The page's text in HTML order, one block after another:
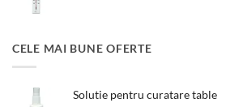
463.00 lei.
CELE MAI BUNE OFERTE
Solutie pentru curatare table